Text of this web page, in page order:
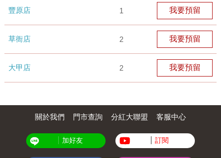
豐原店 1 我要預留
草衙店 2 我要預留
大甲店 2 我要預留
關於我們 門市查詢 分紅大聯盟 客服中心
加好友 訂閱